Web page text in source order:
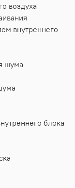
воздуха
внутреннего
шума
блока